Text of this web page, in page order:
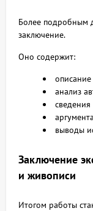
Более подробным
заключение.
Оно содержит:
анализ
выводы
Заключение
и живописи
Итогом работы